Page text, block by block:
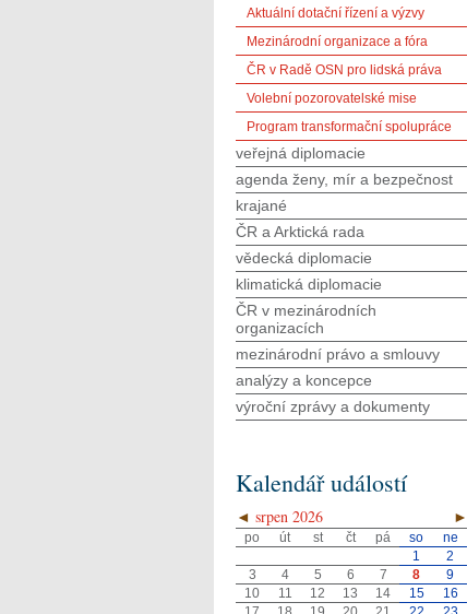
Aktuální dotační řízení a výzvy
Mezinárodní organizace a fóra
ČR v Radě OSN pro lidská práva
Volební pozorovatelské mise
Program transformační spolupráce
veřejná diplomacie
agenda ženy, mír a bezpečnost
krajané
ČR a Arktická rada
vědecká diplomacie
klimatická diplomacie
ČR v mezinárodních
organizacích
mezinárodní právo a smlouvy
analýzy a koncepce
výroční zprávy a dokumenty
Kalendář událostí
◄ ►
srpen 2026
po út st čt pá so
ne
1
2
3
4 5 6 7 8
9
10
11 12 13 14 15
16